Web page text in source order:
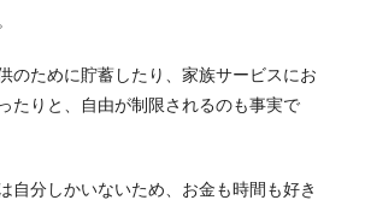
のために貯蓄したり、家族サービスにお
たりと、自由が制限されるのも事実で
自分しかいないため、お金も時間も好き